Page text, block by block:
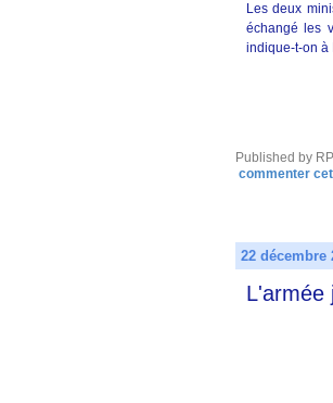
Les deux
échangé les
indique-t-on à
Published by
commenter
22 décembre
L'armée